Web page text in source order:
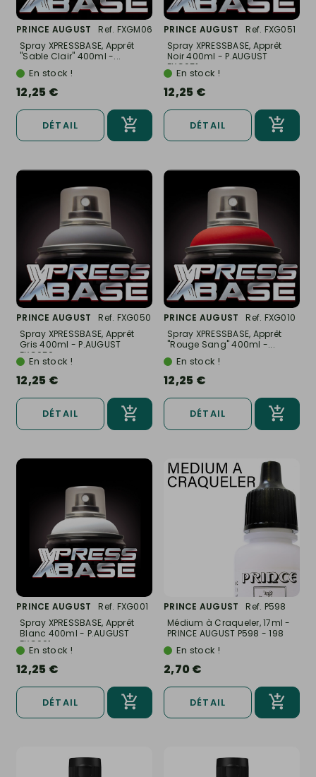
PRINCE AUGUST
Ref. FXGM06
Spray XPRESSBASE, Apprêt
"Sable Clair" 400ml -...
En stock !
12,25 €
DÉTAIL
PRINCE AUGUST
Ref. FXG051
Spray XPRESSBASE, Apprêt
Noir 400ml - P.AUGUST
FXG051
En stock !
12,25 €
DÉTAIL
PRINCE AUGUST
Ref. FXG050
Spray XPRESSBASE, Apprêt
Gris 400ml - P.AUGUST
FXG050
En stock !
12,25 €
DÉTAIL
PRINCE AUGUST
Ref. FXG010
Spray XPRESSBASE, Apprêt
"Rouge Sang" 400ml -...
En stock !
12,25 €
DÉTAIL
PRINCE AUGUST
Ref. FXG001
Spray XPRESSBASE, Apprêt
Blanc 400ml - P.AUGUST
FXG001
En stock !
12,25 €
DÉTAIL
PRINCE AUGUST
Ref. P598
Médium à Craqueler, 17ml -
PRINCE AUGUST P598 - 198
En stock !
2,70 €
DÉTAIL